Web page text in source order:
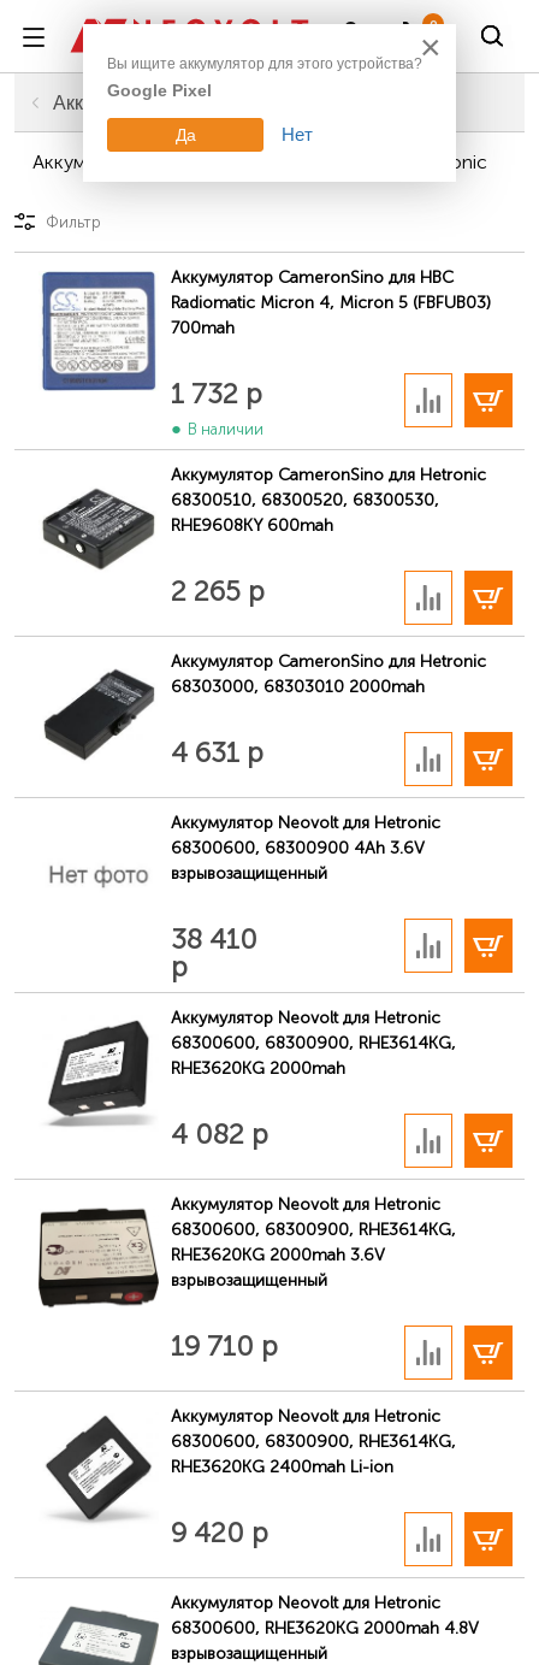
0
Главная
Промышленное оборудование
Аккумуляторы для промышленных пультов
Аккумуляторы для промышленных пультов Hetronic
Фильтр
Аккумулятор CameronSino для HBC
Radiomatic Micron 4, Micron 5 (FBFUB03)
700mah
1 732 р
В наличии
Аккумулятор CameronSino для Hetronic
68300510, 68300520, 68300530,
RHE9608KY 600mah
2 265 р
Аккумулятор CameronSino для Hetronic
68303000, 68303010 2000mah
4 631 р
Аккумулятор Neovolt для Hetronic
68300600, 68300900 4Ah 3.6V
взрывозащищенный
38 410
р
Аккумулятор Neovolt для Hetronic
68300600, 68300900, RHE3614KG,
RHE3620KG 2000mah
4 082 р
Аккумулятор Neovolt для Hetronic
68300600, 68300900, RHE3614KG,
RHE3620KG 2000mah 3.6V
взрывозащищенный
19 710 р
Аккумулятор Neovolt для Hetronic
68300600, 68300900, RHE3614KG,
RHE3620KG 2400mah Li-ion
9 420 р
Аккумулятор Neovolt для Hetronic
68300600, RHE3620KG 2000mah 4.8V
взрывозащищенный
×
Вы ищите аккумулятор для этого устройства?
Google Pixel
Да Нет